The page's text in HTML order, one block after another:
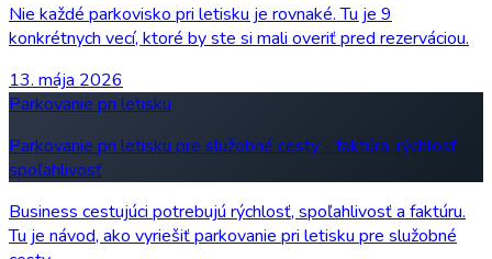
Nie každé parkovisko pri letisku je rovnaké. Tu je 9
konkrétnych vecí, ktoré by ste si mali overiť pred rezerváciou.
13. mája 2026
Parkovanie pri letisku
Parkovanie pri letisku pre služobné cesty - faktúra, rýchlosť,
spoľahlivosť
Business cestujúci potrebujú rýchlosť, spoľahlivosť a faktúru.
Tu je návod, ako vyriešiť parkovanie pri letisku pre služobné